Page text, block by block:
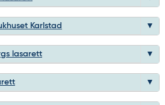
Karlstad
lasarett